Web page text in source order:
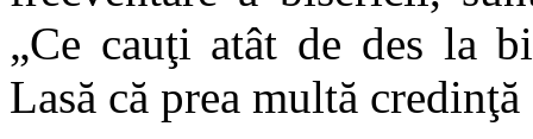
„Ce cauţi atât de des la
Lasă că prea multă